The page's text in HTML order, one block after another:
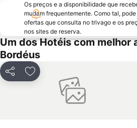
Maison du Vin de Saint-Emilion
Os preços e a disponibilidade que
mudam frequentemente. Como tal,
ofertas que consulta no trivago e os
nos sites de reserva.
Um dos Hotéis com melhor
Bordéus
PartilharAdicionar aos favoritos